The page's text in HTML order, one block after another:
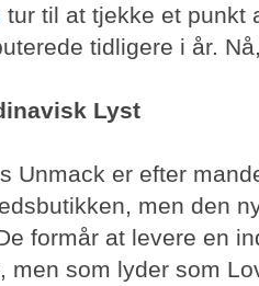
tur til at tjekke et punkt
tidligere i år.
Lyst
Unmack er efter
men den
formår at levere en
men som lyder som